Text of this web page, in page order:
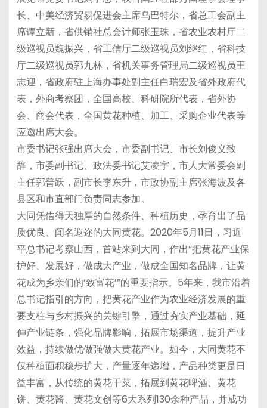
长、中美经济贸易促进会主席乌巴特尔，省总工会副主
席谭立新，省供销社总会计师张玉珠，省农业农村厅二
级巡视员魏振兴，省工信厅二级巡视员刘继红，省科技
厅二级巡视员郭九林，省机关事务管理局二级巡视员王
志迎，省政府驻上海办事处副主任白瑞宏及省外政府代
表，外商考察团，全国高校、科研院所代表，省外协
会、商会代表，全国黄花种植、加工、采购企业代表等
应邀出席大会。
市委书记张强出席大会，市委副书记、市长刘俊义致
辞，市委副书记、政法委书记艾凌宇，市人大常委会副
主任郭普跃，副市长李东升，市政协副主席张海波及各
县区和市直部门负责同志参加。
大同凭借得天独厚的自然条件、种植历史，孕育出了品
质优良、闻名遐迩的大同黄花。2020年5月11日，习近
平总书记考察山西，首站来到大同，作出“把黄花产业保
护好、发展好，做成大产业，做成全国知名品牌，让黄
花成为乡亲们的‘致富花’”的重要指示。5年来，我市沿着
总书记指引的方向，把黄花产业作为农业经济发展的重
要支柱与乡村振兴的关键引擎，通过夯实产业基础，延
伸产业链条，强化品牌影响，拓展市场渠道，提升产业
效益，持续做优做强做大黄花产业。如今，大同黄花不
仅种植面积稳步扩大，产量逐年递增，产品种类更是日
益丰富，从传统的黄花干菜，拓展到黄花啤酒、黄花
饼、黄花酱、黄花文创等6大系列130余种产品，并成功